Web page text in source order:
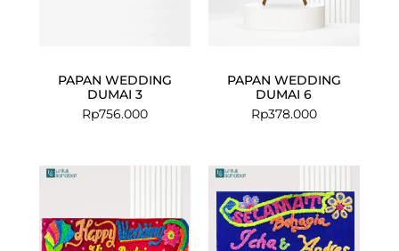
PAPAN WEDDING
DUMAI 3
Rp756.000
PAPAN WEDDING
DUMAI 6
Rp378.000